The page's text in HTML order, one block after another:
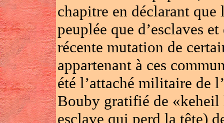
chapitre en déclarant que
peuplée que d’esclaves
récente mutation de
appartenant à ces
été l’attaché militaire de
Bouby gratifié de «keheil
esclave qui perd la tête)